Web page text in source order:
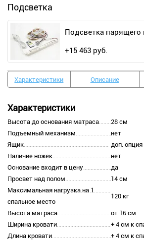
Подсветка
Подсветка парящего
+15 463 руб.
Характеристики Описание
Характеристики
Высота до основания матраса
28 см
Подъемный механизм
нет
Ящик
доп. опция
Наличие ножек
нет
Основание входит в цену
да
Просвет над полом
14 см
Максимальная нагрузка на 1
спальное место
120 кг
Высота матраса
от 16 см
Ширина кровати
+ 4 см к
Длина кровати
+ 4 см к